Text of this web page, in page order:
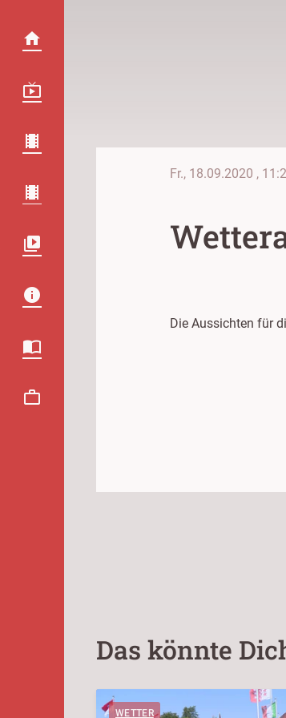
Fr., 18.09.2020 ,
Die Aussichten für
Das könnte
WETTER